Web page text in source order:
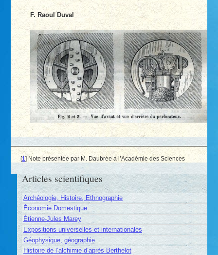
F. Raoul Duval
[1] Note présentée par M. Daubrée à l’Académie des Sciences
Articles scientifiques
Archéologie, Histoire, Ethnographie
Économie Domestique
Étienne-Jules Marey
Expositions universelles et internationales
Géophysique, géographie
Histoire de l’alchimie d’après Berthelot